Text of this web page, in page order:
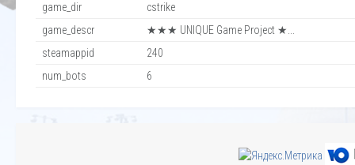
game_dir
cstrike
game_descr
★★★ UNIQUE Game Project ★...
steamappid
240
num_bots
6